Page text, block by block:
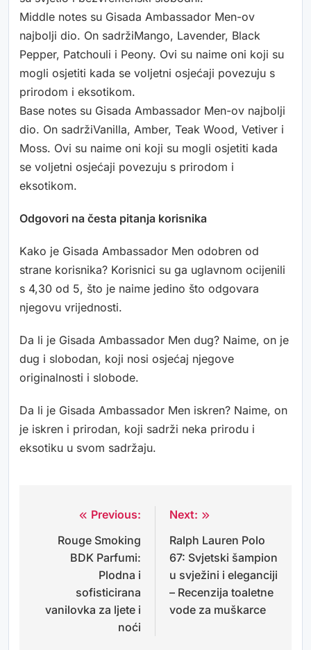
Middle notes su Gisada Ambassador Men-ov
najbolji dio. On sadržiMango, Lavender, Black
Pepper, Patchouli i Peony. Ovi su naime oni koji su
mogli osjetiti kada se voljetni osjećaji povezuju s
prirodom i eksotikom.
Base notes su Gisada Ambassador Men-ov najbolji
dio. On sadržiVanilla, Amber, Teak Wood, Vetiver i
Moss. Ovi su naime oni koji su mogli osjetiti kada
se voljetni osjećaji povezuju s prirodom i
eksotikom.
Odgovori na česta pitanja korisnika
Kako je Gisada Ambassador Men odobren od
strane korisnika? Korisnici su ga uglavnom ocijenili
s 4,30 od 5, što je naime jedino što odgovara
njegovu vrijednosti.
Da li je Gisada Ambassador Men dug? Naime, on je
dug i slobodan, koji nosi osjećaj njegove
originalnosti i slobode.
Da li je Gisada Ambassador Men iskren? Naime, on
je iskren i prirodan, koji sadrži neka prirodu i
eksotiku u svom sadržaju.
Navigacija
objava
Previous:
Rouge Smoking
BDK Parfumi:
Plodna i
sofisticirana
vanilovka za ljete i
noći
Next:
Ralph Lauren Polo
67: Svjetski šampion
u svježini i eleganciji
– Recenzija toaletne
vode za muškarce